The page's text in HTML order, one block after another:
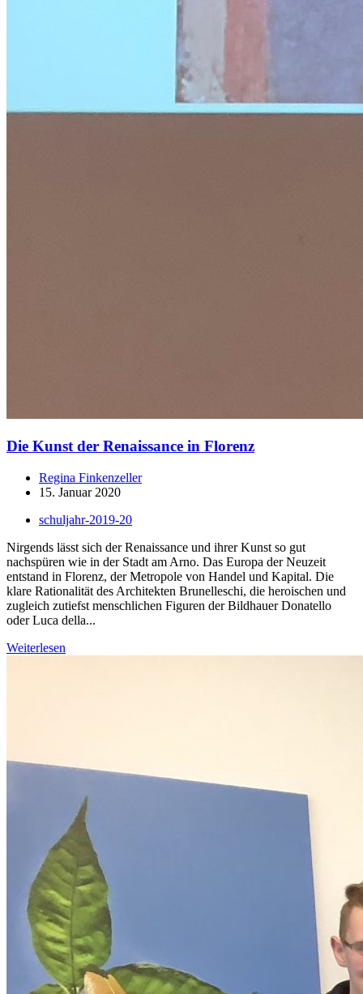
Die Kunst der Renaissance in Florenz
Regina Finkenzeller
15. Januar 2020
schuljahr-2019-20
Nirgends lässt sich der Renaissance und ihrer Kunst so gut
nachspüren wie in der Stadt am Arno. Das Europa der Neuzeit
entstand in Florenz, der Metropole von Handel und Kapital. Die
klare Rationalität des Architekten Brunelleschi, die heroischen und
zugleich zutiefst menschlichen Figuren der Bildhauer Donatello
oder Luca della...
Weiterlesen